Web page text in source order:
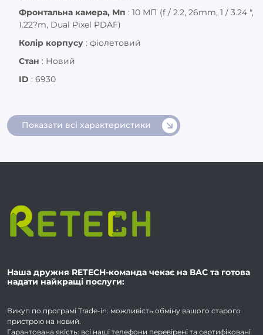
Фронтальна камера, Мп : 10 МП (f / 2.2, 26mm, 1 / 3.24 ",
1.22?m, Dual Pixel PDAF)
Колір корпусу : фіолетовий
Стан : Новий
ID : 6930
Показати всі характеристики
Наша дружня RETECH-команда чекає на ВАС та готова
надати найкращі послуги:
Викуп по програмі Trade-in: можливість обміну вашого старого
пристрою на новий.
Гарантована якість: всі наші телефони перевірені та сертифіковані